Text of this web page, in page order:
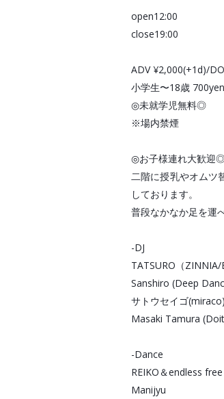
open12:00
close19:00
ADV ¥2,000(+1d)/
小学生〜18歳 700yen
◎未就学児無料◎
※場内禁煙
◎お子様連れ大歓迎
二階に授乳やオムツ
しております。
普段なかなか足を運
-DJ
TATSURO（ZINNIA/
Sanshiro (Deep
サトウセイゴ(miraco)
Masaki Tamura
-Dance
REIKO＆endless free
Manijyu